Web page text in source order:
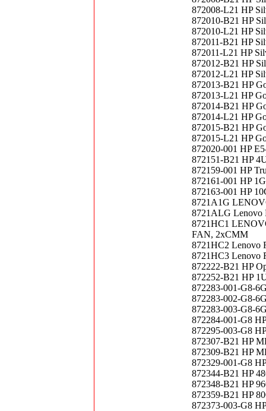
872008-L21 HP
872010-B21 HP
872010-L21 HP
872011-B21 HP
872011-L21 HP
872012-B21 HP
872012-L21 HP
872013-B21 HP
872013-L21 HP
872014-B21 HP
872014-L21 HP
872015-B21 HP
872015-L21 HP
872020-001 HP
872151-B21 HP
872159-001 HP
872161-001 HP
872163-001 HP
8721A1G
8721ALG Lenovo
8721HC1
FAN, 2xCMM
8721HC2 Lenovo
8721HC3 Lenovo
872222-B21 HP
872252-B21 HP
872283-001-G8-
872283-002-G8-
872283-003-G8-
872284-001-G8
872295-003-G8
872307-B21 HP
872309-B21 HP
872329-001-G8
872344-B21 HP
872348-B21 HP
872359-B21 HP
872373-003-G8